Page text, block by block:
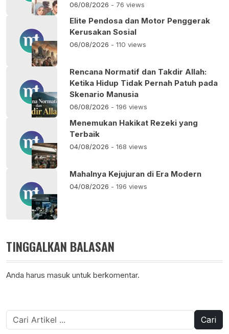
06/08/2026 - 76 views
Elite Pendosa dan Motor Penggerak
Kerusakan Sosial
06/08/2026 - 110 views
Rencana Normatif dan Takdir Allah:
Ketika Hidup Tidak Pernah Patuh pada
Skenario Manusia
06/08/2026 - 196 views
Menemukan Hakikat Rezeki yang
Terbaik
04/08/2026 - 168 views
Mahalnya Kejujuran di Era Modern
04/08/2026 - 196 views
TINGGALKAN BALASAN
Anda harus masuk untuk berkomentar.
Cari
untuk: